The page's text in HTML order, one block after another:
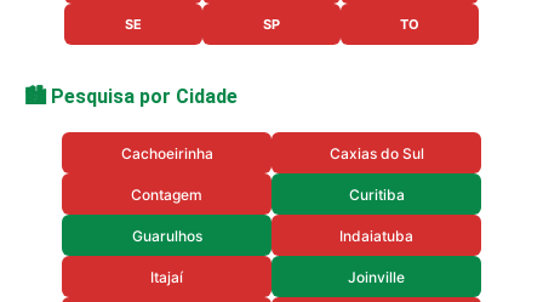
SE SP TO
🏙️ Pesquisa por Cidade
Cachoeirinha Caxias do Sul
Contagem Curitiba
Guarulhos Indaiatuba
Itajaí Joinville